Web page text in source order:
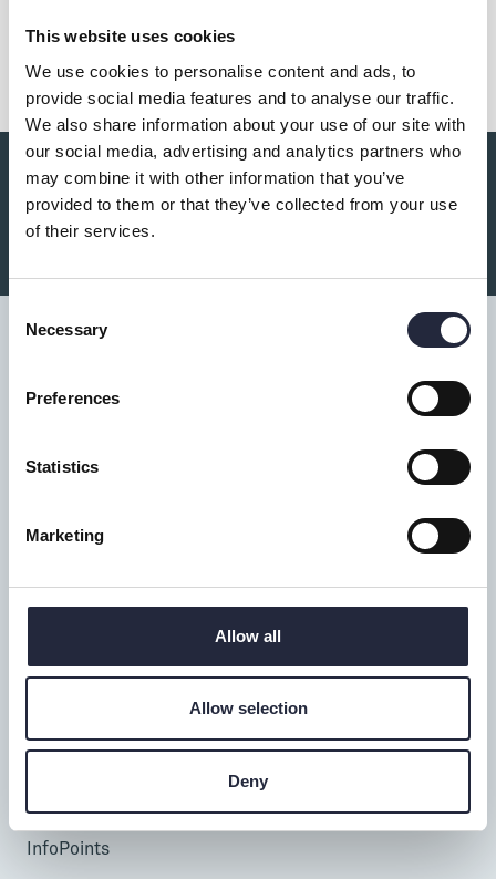
This website uses cookies
We use cookies to personalise content and ads, to
provide social media features and to analyse our traffic.
We also share information about your use of our site with
our social media, advertising and analytics partners who
may combine it with other information that you’ve
provided to them or that they’ve collected from your use
of their services.
Selection
Necessary
Preferences
Statistics
Marketing
Allow all
Allow selection
Deny
Du kanske också är intresserad av:
Turistbyrå
Donners plats 1, Visby
0498-20 17 00
Mån-fre: 9-18
Telefontid alla dagar: 9-16
Besöka & uppleva
InfoPoints